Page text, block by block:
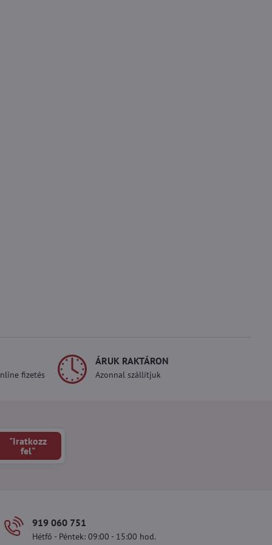
fizetés
ÁRUK RAKTÁRON
Azonnal szállítjuk
"Iratkozz
fel"
919 060 751
Hétfő - Péntek: 09:00 - 15:00 hod.